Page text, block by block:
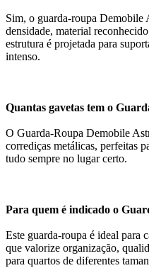
Sim, o guarda-roupa Demobile
densidade, material
estrutura é projetada para
intenso.
Quantas gavetas tem o
O Guarda-Roupa Demobile
corrediças metálicas, perfeitas
tudo sempre no lugar certo.
Para quem é indicado o
Este guarda-roupa é ideal para
que valorize organização,
para quartos de diferentes